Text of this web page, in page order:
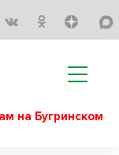
на Бугринском